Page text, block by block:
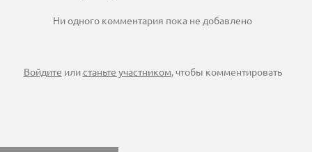
Ни одного комментария пока не добавлено
Войдите илистаньте участником, чтобы комментировать